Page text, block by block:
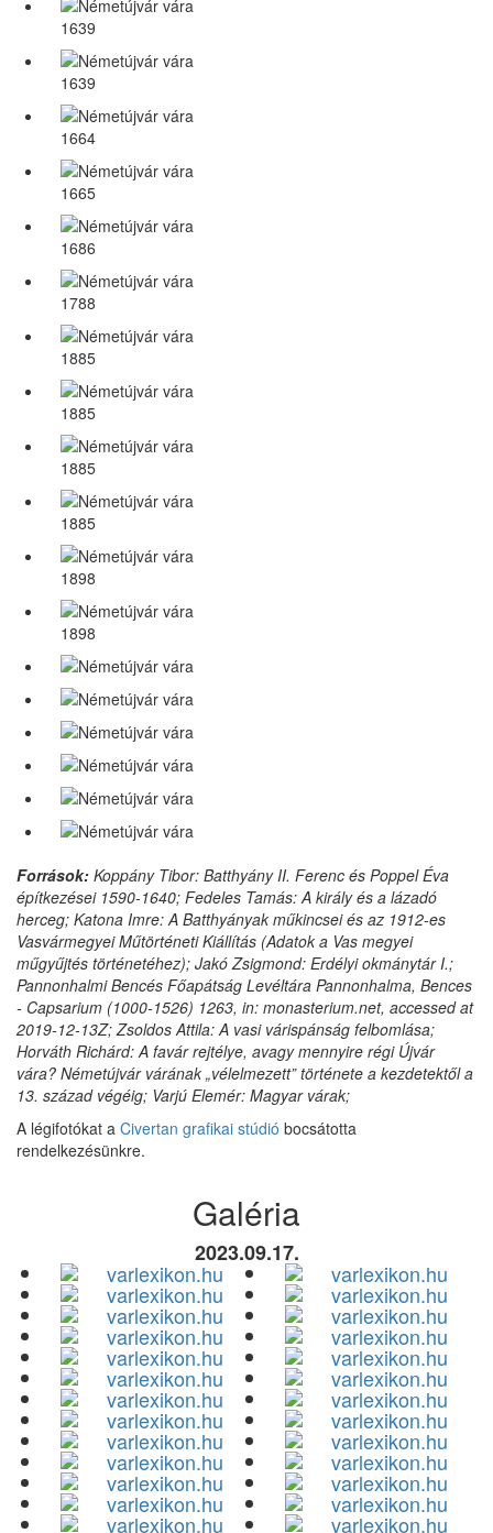
1639
1639
1664
1665
1686
1788
1885
1885
1885
1885
1898
1898
Források: Koppány Tibor: Batthyány II. Ferenc és Poppel Éva
építkezései 1590-1640; Fedeles Tamás: A király és a lázadó
herceg; Katona Imre: A Batthyányak műkincsei és az 1912-es
Vasvármegyei Műtörténeti Kiállítás (Adatok a Vas megyei
műgyűjtés történetéhez); Jakó Zsigmond: Erdélyi okmánytár I.;
Pannonhalmi Bencés Főapátság Levéltára Pannonhalma, Bences
- Capsarium (1000-1526) 1263, in: monasterium.net, accessed at
2019-12-13Z; Zsoldos Attila: A vasi várispánság felbomlása;
Horváth Richárd: A favár rejtélye, avagy mennyire régi Újvár
vára? Németújvár várának „vélelmezett” története a kezdetektől a
13. század végéig; Varjú Elemér: Magyar várak;
A légifotókat a Civertan grafikai stúdió bocsátotta
rendelkezésünkre.
Galéria
2023.09.17.